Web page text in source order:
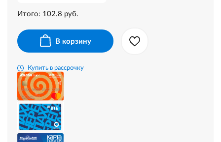
Итого: 102.8 руб.
В корзину
Купить в рассрочку